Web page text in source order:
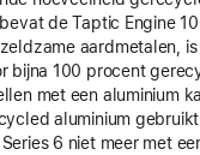
de Taptic Engine
aardmetalen,
bijna 100 procent
met een aluminium
aluminium
6 niet meer met